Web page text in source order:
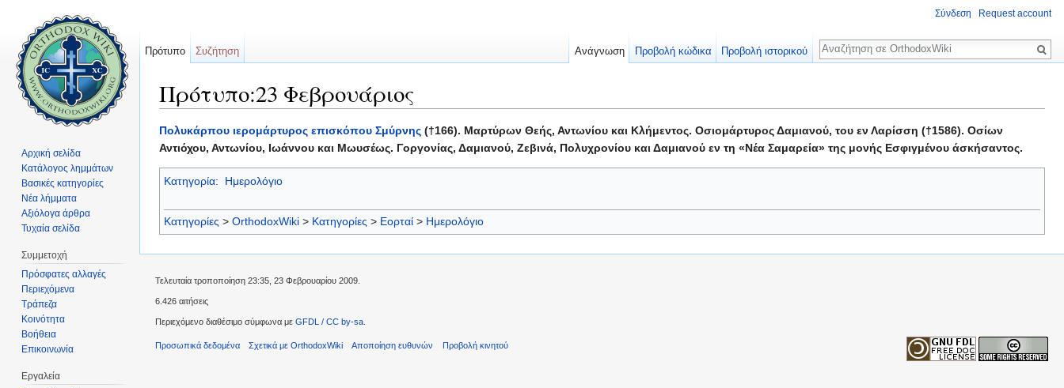
Πρότυπο:23 Φεβρουάριος
Πολυκάρπου ιερομάρτυρος επισκόπου Σμύρνης (†166). Μαρτύρων Θεής, Αντωνίου και Κλήμεντος. Οσιομάρτυρος Δαμιανού, του εν Λαρίσση (†1586). Οσίων
Αντιόχου, Αντωνίου, Ιωάννου και Μωυσέως. Γοργονίας, Δαμιανού, Ζεβινά, Πολυχρονίου και Δαμιανού εν τη «Νέα Σαμαρεία» της μονής Εσφιγμένου άσκήσαντος.
Κατηγορία: Ημερολόγιο
Κατηγορίες > OrthodoxWiki > Κατηγορίες > Εορταί > Ημερολόγιο
Σύνδεση Request account
Πρότυπο Συζήτηση Ανάγνωση Προβολή κώδικα Προβολή ιστορικού
Αναζήτηση
Αρχική σελίδα
Κατάλογος λημμάτων
Βασικές κατηγορίες
Νέα λήμματα
Αξιόλογα άρθρα
Τυχαία σελίδα
Συμμετοχή
Πρόσφατες αλλαγές
Περιεχόμενα
Τράπεζα
Κοινότητα
Βοήθεια
Επικοινωνία
Εργαλεία
Τελευταία τροποποίηση 23:35, 23 Φεβρουαρίου 2009.
6.426 αιτήσεις
Περιεχόμενο διαθέσιμο σύμφωνα με GFDL / CC by-sa
Προσωπικά δεδομένα Σχετικά με OrthodoxWiki Αποποίηση ευθυνών Προβολή κινητού